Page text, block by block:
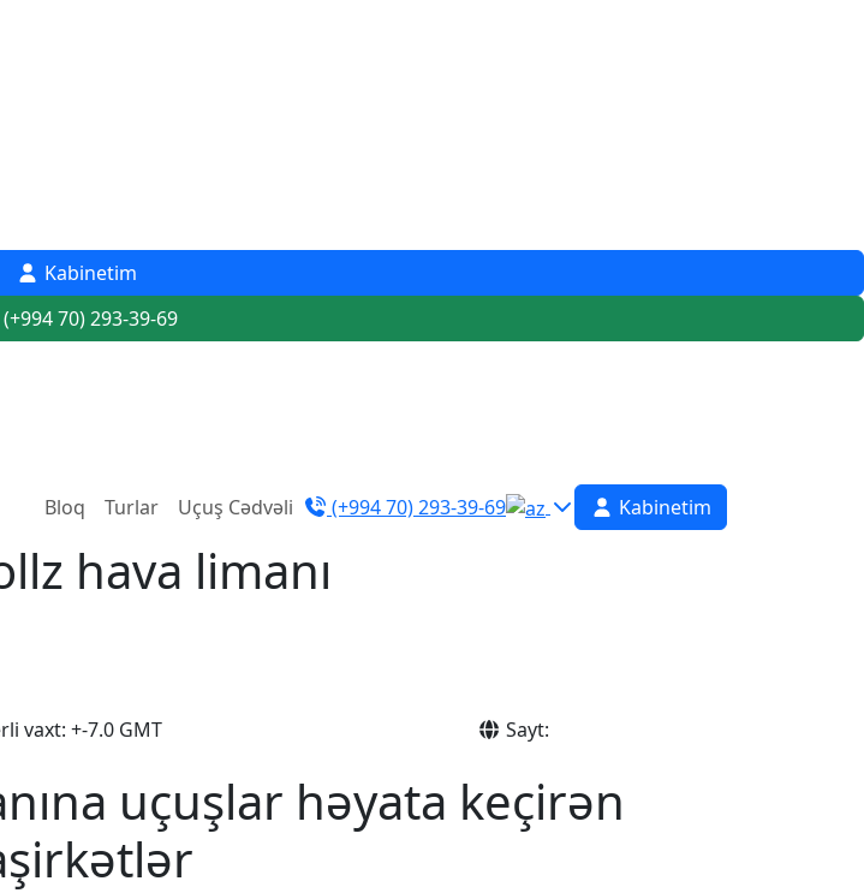
Kabinetim
(+994 70) 293-39-69
Bloq Turlar Uçuş Cədvəli (+994 70) 293-39-69 Kabinetim
hava limanı
vaxt: +-7.0 GMT Sayt:
uçuşlar həyata keçirən